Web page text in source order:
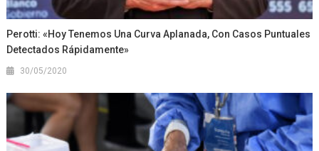
Perotti: «Hoy Tenemos Una Curva Aplanada, Con Casos Puntuales
Detectados Rápidamente»
30/05/2020